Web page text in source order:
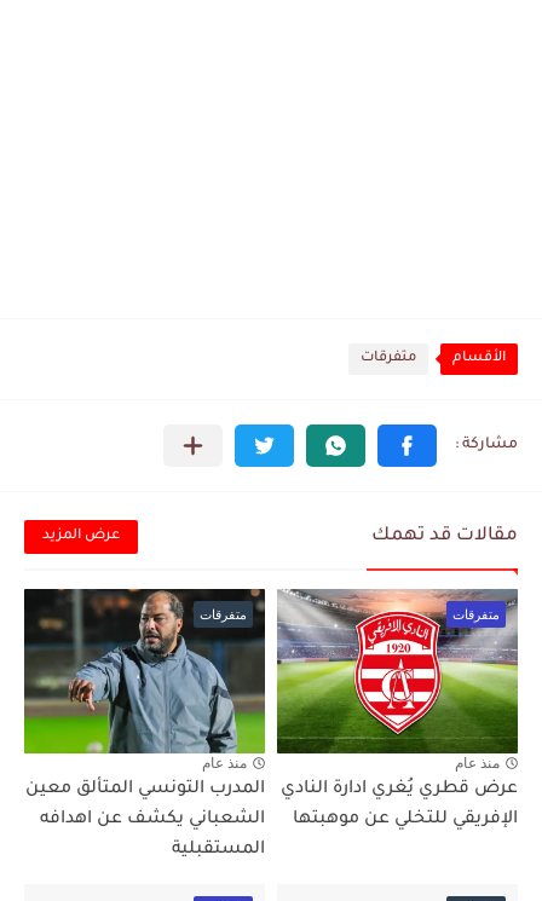
الأقسام متفرقات
مقالات قد تهمك عرض المزيد
متفرقات
منذ عام
عرض قطري يُغري ادارة النادي
الإفريقي للتخلي عن موهبتها
متفرقات
منذ عام
المدرب التونسي المتألق معين
الشعباني يكشف عن اهدافه
المستقبلية